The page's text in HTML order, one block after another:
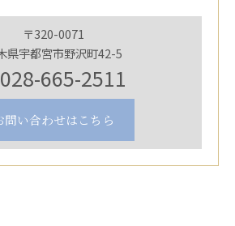
〒320-0071
県宇都宮市野沢町42-5
028-665-2511
問い合わせはこちら